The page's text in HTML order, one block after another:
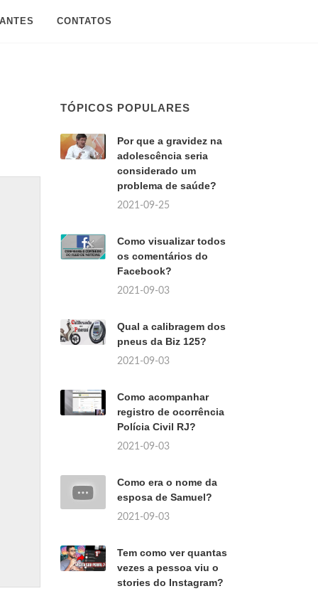
CONTATOS
TÓPICOS POPULARES
Por que a gravidez na
adolescência seria
considerado um
problema de saúde?
2021-09-25
Como visualizar todos
os comentários do
Facebook?
2021-09-03
Qual a calibragem dos
pneus da Biz 125?
2021-09-03
Como acompanhar
registro de ocorrência
Polícia Civil RJ?
2021-09-03
Como era o nome da
esposa de Samuel?
2021-09-03
Tem como ver quantas
vezes a pessoa viu o
stories do Instagram?